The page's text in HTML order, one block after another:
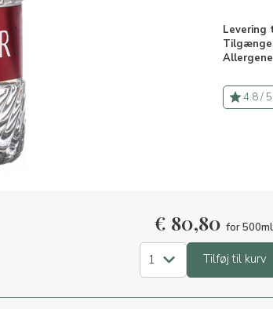
Levering
4.8 / 5
€ 80,80 for 500ml
Tilføj til kurv